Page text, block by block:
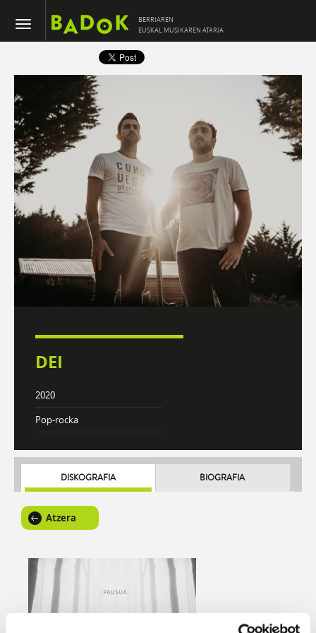
BERRIAREN
EUSKAL MUSIKAREN ATARIA
DEI
2020
Pop-rocka
DISKOGRAFIA BIOGRAFIA
Atzera